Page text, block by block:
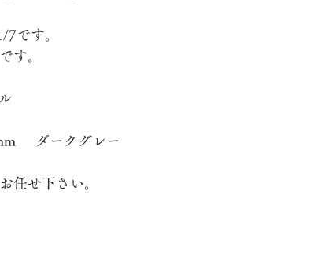
です。
す。
ル
立平	アールロック	333	0.4mm	ダークグレー
任せ下さい。